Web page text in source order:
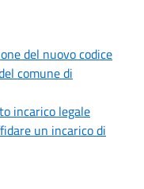
del nuovo codice
comune di
incarico legale
un incarico di